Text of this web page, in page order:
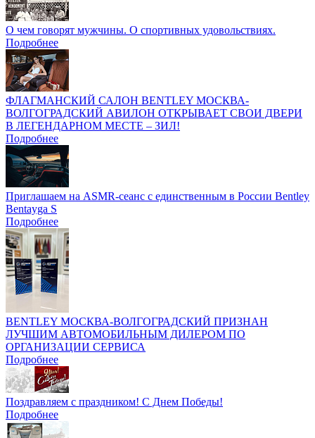
О чем говорят мужчины. О спортивных удовольствиях.
Подробнее
ФЛАГМАНСКИЙ САЛОН BENTLEY МОСКВА-
ВОЛГОГРАДСКИЙ АВИЛОН ОТКРЫВАЕТ СВОИ ДВЕРИ
В ЛЕГЕНДАРНОМ МЕСТЕ – ЗИЛ!
Подробнее
Приглашаем на ASMR-сеанс с единственным в России Bentley
Bentayga S
Подробнее
BENTLEY МОСКВА-ВОЛГОГРАДСКИЙ ПРИЗНАН
ЛУЧШИМ АВТОМОБИЛЬНЫМ ДИЛЕРОМ ПО
ОРГАНИЗАЦИИ СЕРВИСА
Подробнее
Поздравляем с праздником! С Днем Победы!
Подробнее